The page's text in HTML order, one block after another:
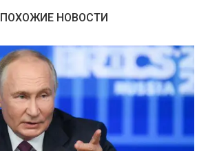
ПОХОЖИЕ НОВОСТИ